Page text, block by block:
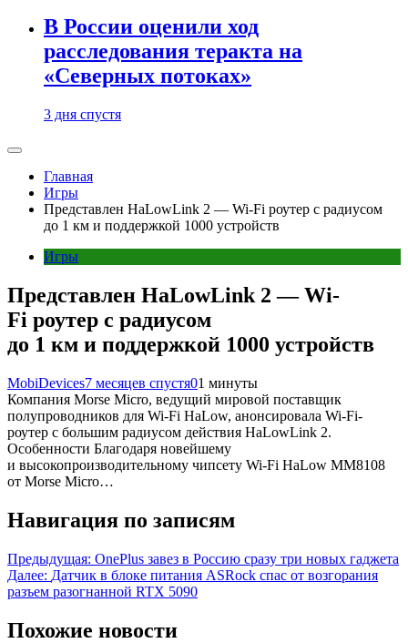
В России оценили ход
расследования теракта на
«Северных потоках»
3 дня спустя
Главная
Игры
Представлен HaLowLink 2 — Wi-Fi роутер с радиусом
до 1 км и поддержкой 1000 устройств
Игры
Представлен HaLowLink 2 — Wi-
Fi роутер с радиусом
до 1 км и поддержкой 1000 устройств
MobiDevices7 месяцев спустя01 минуты
Компания Morse Micro, ведущий мировой поставщик
полупроводников для Wi-Fi HaLow, анонсировала Wi-Fi-
роутер с большим радиусом действия HaLowLink 2.
Особенности Благодаря новейшему
и высокопроизводительному чипсету Wi-Fi HaLow MM8108
от Morse Micro…
Навигация по записям
Предыдущая: OnePlus завез в Россию сразу три новых гаджета
Далее: Датчик в блоке питания ASRock спас от возгорания
разъем разогнанной RTX 5090
Похожие новости